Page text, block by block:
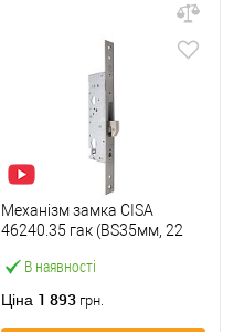
В наявності
Механізм замка CISA
46240.35 гак (BS35мм, 22
Ціна 1 893 грн.